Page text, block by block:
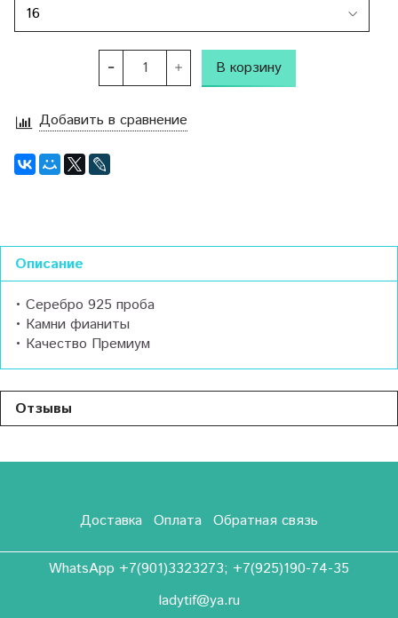
В корзину
Добавить в сравнение
Описание
• Серебро 925 проба
• Камни фианиты
• Качество Премиум
Отзывы
Доставка Оплата Обратная связь
WhatsApp +7(901)3323273; +7(925)190-74-35
ladytif@ya.ru